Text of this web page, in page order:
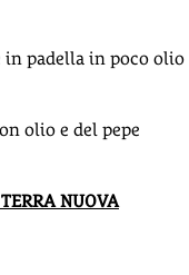
in padella in poco olio
olio e del pepe
NUOVA